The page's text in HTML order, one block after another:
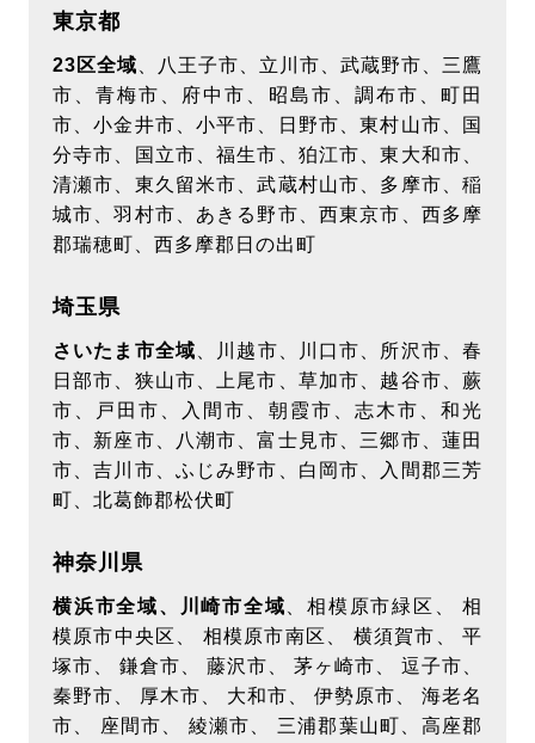
2026/7/8
【メディア掲載】「air LAB｜エアラボ」様にてアール
クリーニングが紹介されました！
もっとみる
東京都
23区全域 、八王子市、立川市、武蔵野市、三鷹
市、青梅市、府中市、昭島市、調布市、町田
市、小金井市、小平市、日野市、東村山市、国
分寺市、国立市、福生市、狛江市、東大和市、
清瀬市、東久留米市、武蔵村山市、多摩市、稲
城市、羽村市、あきる野市、西東京市、西多摩
郡瑞穂町、西多摩郡日の出町
埼玉県
さいたま市全域 、川越市、川口市、所沢市、春
日部市、狭山市、上尾市、草加市、越谷市、蕨
市、戸田市、入間市、朝霞市、志木市、和光
市、新座市、八潮市、富士見市、三郷市、蓮田
市、吉川市、ふじみ野市、白岡市、入間郡三芳
町、北葛飾郡松伏町
神奈川県
横浜市全域、川崎市全域 、相模原市緑区、 相
模原市中央区、 相模原市南区、 横須賀市、 平
塚市、 鎌倉市、 藤沢市、 茅ヶ崎市、 逗子市、
秦野市、 厚木市、 大和市、 伊勢原市、 海老名
市、 座間市、 綾瀬市、 三浦郡葉山町、高座郡